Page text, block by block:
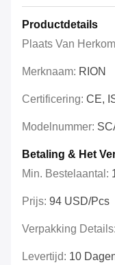
Productdetails
Plaats Van
Merknaam: RION
Certificering: CE,
Modelnummer:
Betaling & Het
Min. Bestelaantal:
Prijs: 94 USD/pcs
Verpakking Details:
Levertijd: 10